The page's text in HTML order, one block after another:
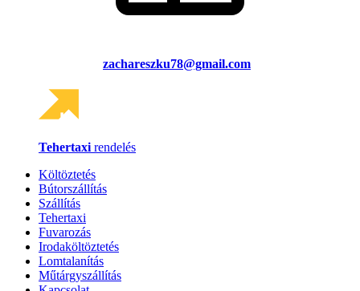
zachareszku78@gmail.com
Tehertaxi rendelés
Költöztetés
Bútorszállítás
Szállítás
Tehertaxi
Fuvarozás
Irodaköltöztetés
Lomtalanítás
Műtárgyszállítás